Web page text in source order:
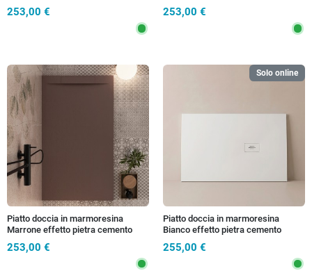
253,00 € 253,00 €
Piatto doccia in marmoresina
Marrone effetto pietra cemento
253,00 €
Solo online
Piatto doccia in marmoresina
Bianco effetto pietra cemento
255,00 €